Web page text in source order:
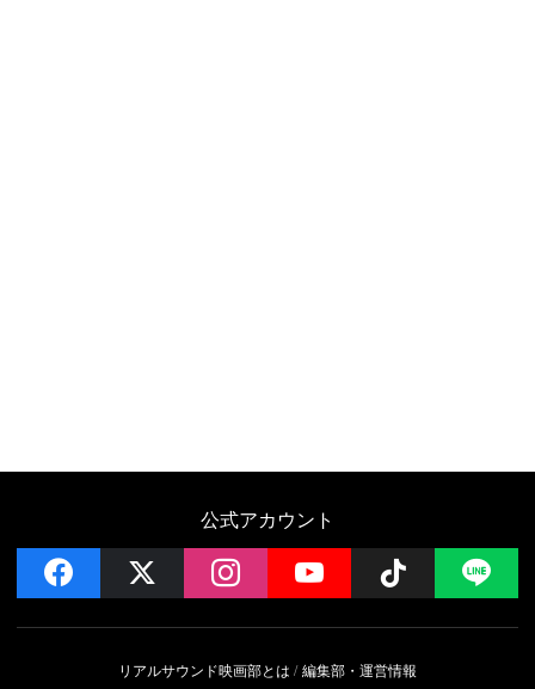
公式アカウント
facebook instagramYouTube Follow
リアルサウンド映画部とは 編集部・運営情報